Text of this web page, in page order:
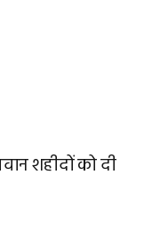
शहीदों को दी